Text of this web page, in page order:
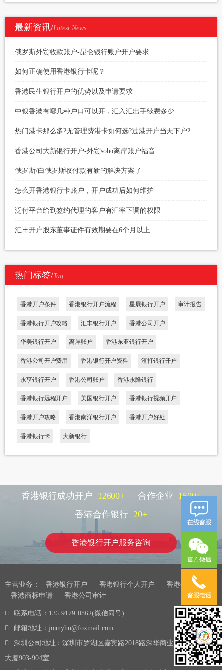
最新资讯/Latest News
俄罗斯外贸收款账户-昆仑银行账户开户要求
如何正确使用香港银行卡呢？
香港民生银行开户的优势以及申请要求
中银香港有哪几种户口可以开，汇入汇出手续费多少
热门港卡那么多?无管理费港卡如何选?过港开户当天下户?
香港公司大新银行开户-外贸soho离岸账户福音
俄罗斯/白俄罗斯收付款有新的解决方案了
怎么开香港银行卡账户，开户成功后如何维护
泛付平台给到签约代理的客户有汇率下调的权限
汇丰开户股东董事证件有效期要在6个月以上
热门标签/Tag
香港开户条件 香港银行开户流程 星展银行开户 审计报告
香港银行开户攻略 汇丰银行开户 香港公司开户
华美银行开户 离岸账户 香港东亚银行开户
香港公司开户费用 香港银行开户资料 渣打银行开户
永亨银行开户 香港公司账户 香港永隆银行
香港银行远程开户 美国银行开户 香港银行视频开户
香港开户攻略 香港南洋银行开户 香港开户好处
香港银行卡 大新银行
香港银行成功开户 12600+ 合作企业 1500+
香港合作银行 20+
香港银行开户服务咨询
主营业务： 香港银行开户 香港银行个人开户
香港公司注册
香港商标申请
香港公司审计
联系电话：136-9179-0862(微信同号)
邮箱地址：jonnyhu@foxmail.com
深圳公司地址：深圳市罗湖区嘉宾路2018路深华商业
大厦903-904室